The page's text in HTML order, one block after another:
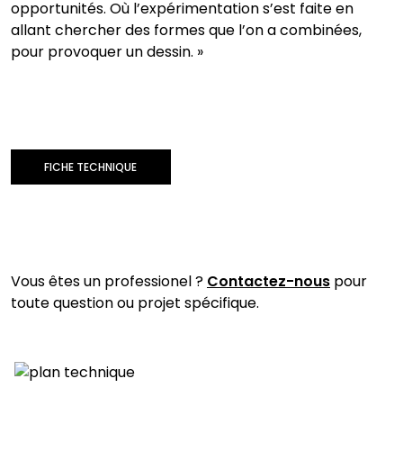
opportunités. Où l’expérimentation s’est faite en
allant chercher des formes que l’on a combinées,
pour provoquer un dessin. »
FICHE TECHNIQUE
Vous êtes un professionel ? Contactez-nous pour
toute question ou projet spécifique.